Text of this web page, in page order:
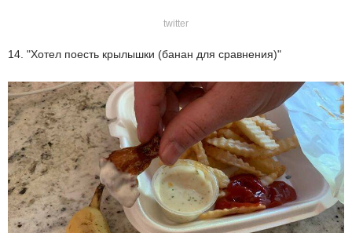
twitter
14. "Хотел поесть крылышки (банан для сравнения)"